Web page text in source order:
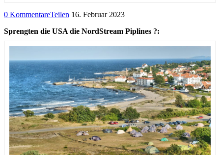
0 KommentareTeilen 16. Februar 2023
Sprengten die USA die NordStream Piplines ?: